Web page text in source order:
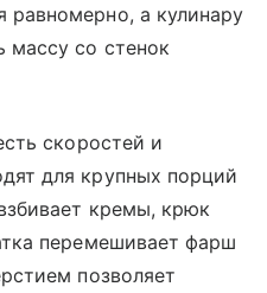
а кулинару
массу со стенок
скоростей и
для крупных порций
кремы, крюк
перемешивает фарш
позволяет